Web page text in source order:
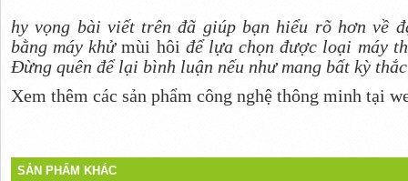
hy vọng bài viết trên đã giúp bạn hiểu rõ hơn về
bằng máy khửmùi hôi để lựa chọn được loại máy
Đừng quên để lại bình luận nếu như mang bất kỳ
Xem thêm các sản phẩm công nghệ thông minh tại
SẢN PHẨM KHÁC